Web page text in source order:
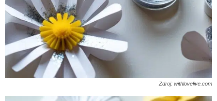
Zdroj: withlovelive.com